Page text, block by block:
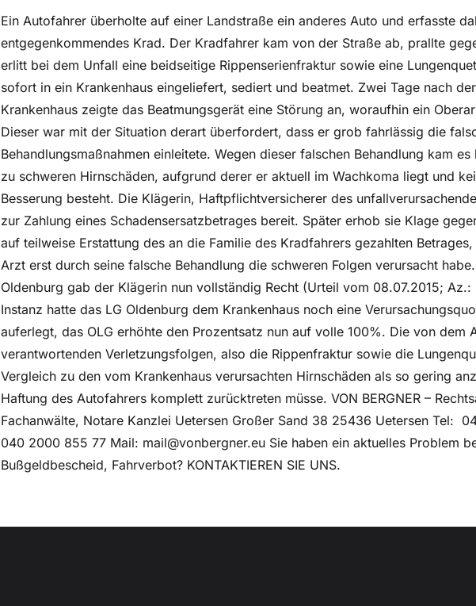
Ein Autofahrer überholte auf einer Landstraße ein anderes Auto und erfasste
entgegenkommendes Krad. Der Kradfahrer kam von der Straße ab, prallte
erlitt bei dem Unfall eine beidseitige Rippenserienfraktur sowie eine
sofort in ein Krankenhaus eingeliefert, sediert und beatmet. Zwei Tage nach
Krankenhaus zeigte das Beatmungsgerät eine Störung an, woraufhin ein
Dieser war mit der Situation derart überfordert, dass er grob fahrlässig die
Behandlungsmaßnahmen einleitete. Wegen dieser falschen Behandlung kam
zu schweren Hirnschäden, aufgrund derer er aktuell im Wachkoma liegt und
Besserung besteht. Die Klägerin, Haftpflichtversicherer des
zur Zahlung eines Schadensersatzbetrages bereit. Später erhob sie Klage
auf teilweise Erstattung des an die Familie des Kradfahrers gezahlten
Arzt erst durch seine falsche Behandlung die schweren Folgen verursacht
Oldenburg gab der Klägerin nun vollständig Recht (Urteil vom 08.07.2015;
Instanz hatte das LG Oldenburg dem Krankenhaus noch eine
auferlegt, das OLG erhöhte den Prozentsatz nun auf volle 100%. Die von dem
verantwortenden Verletzungsfolgen, also die Rippenfraktur sowie die
Vergleich zu den vom Krankenhaus verursachten Hirnschäden als so gering
Haftung des Autofahrers komplett zurücktreten müsse. VON BERGNER –
Fachanwälte, Notare Kanzlei Uetersen Großer Sand 38 25436 Uetersen Tel:
040 2000 855 77 Mail: mail@vonbergner.eu Sie haben ein aktuelles Problem
Bußgeldbescheid, Fahrverbot? KONTAKTIEREN SIE UNS.